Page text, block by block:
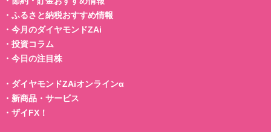
・ ふるさと納税おすすめ情報
・ 今月のダイヤモンドZAi
・ 投資コラム
・ 今日の注目株
・ ダイヤモンドZAiオンラインα
・ 新商品・サービス
・ ザイFX！